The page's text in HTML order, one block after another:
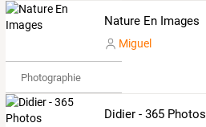
Nature En Images
Miguel
Photographie
Didier - 365 Photos